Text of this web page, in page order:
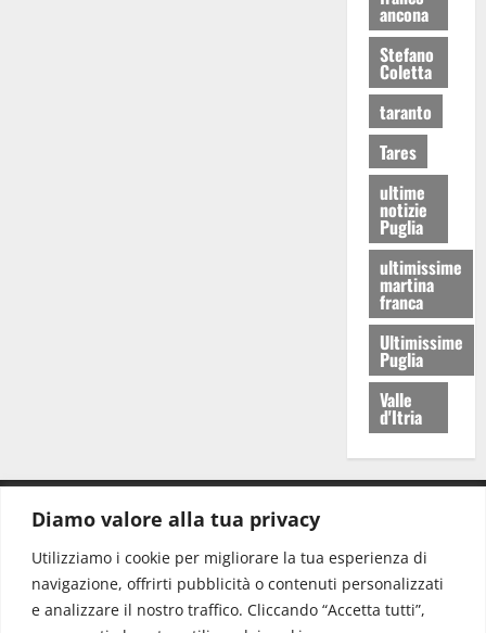
Diamo valore alla tua privacy
Utilizziamo i cookie per migliorare la tua esperienza di
navigazione, offrirti pubblicità o contenuti personalizzati
e analizzare il nostro traffico. Cliccando “Accetta tutti”,
ancona
Stefano
Coletta
taranto
Tares
ultime
notizie
Puglia
ultimissime
martina
franca
Ultimissime
Puglia
Valle
d'Itria
Redazione: redazione@www.martinasera.it
Direttore:direttore@www.martinasera.it